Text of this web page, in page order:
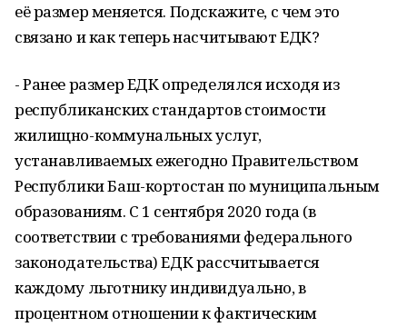
её размер меняется. Подскажите, с чем это
связано и как теперь насчитывают ЕДК?
- Ранее размер ЕДК определялся исходя из
республиканских стандартов стоимости
жилищно-коммунальных услуг,
устанавливаемых ежегодно Правительством
Республики Баш-кортостан по муниципальным
образованиям. С 1 сентября 2020 года (в
соответствии с требованиями федерального
законодательства) ЕДК рассчитывается
каждому льготнику индивидуально, в
процентном отношении к фактическим